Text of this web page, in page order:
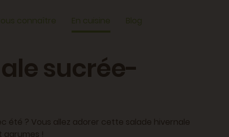
connaître En cuisine Blog
sucrée-
été ? Vous allez adorer cette salade hivernale
agrumes !